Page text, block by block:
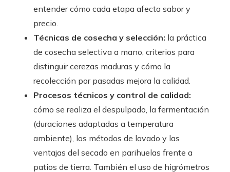
entender cómo cada etapa afecta sabor y
precio.
Técnicas de cosecha y selección: la práctica
de cosecha selectiva a mano, criterios para
distinguir cerezas maduras y cómo la
recolección por pasadas mejora la calidad.
Procesos técnicos y control de calidad:
cómo se realiza el despulpado, la fermentación
(duraciones adaptadas a temperatura
ambiente), los métodos de lavado y las
ventajas del secado en parihuelas frente a
patios de tierra. También el uso de higrómetros